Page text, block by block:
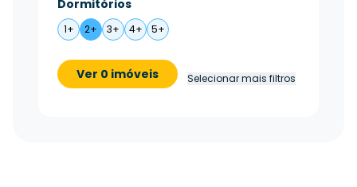
Dormitórios
1+ 2+ 3+ 4+ 5+
Ver 0 imóveis Selecionar mais filtros